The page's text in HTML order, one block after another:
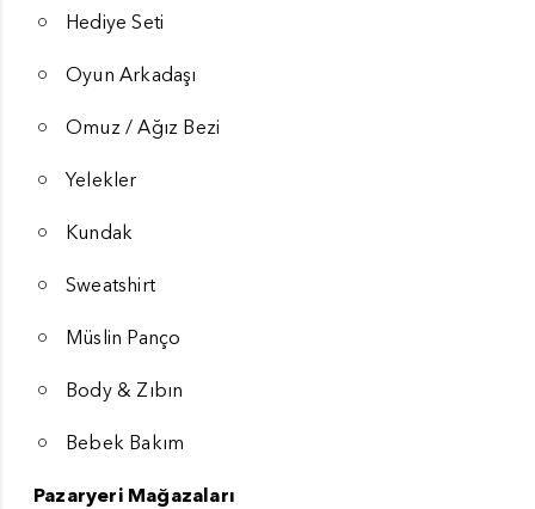
Hediye Seti
Oyun Arkadaşı
Omuz / Ağız Bezi
Yelekler
Kundak
Sweatshirt
Müslin Panço
Body & Zıbın
Bebek Bakım
Pazaryeri Mağazaları